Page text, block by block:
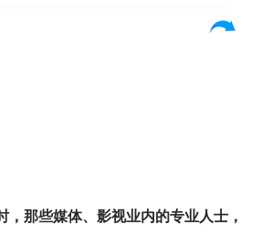
那些媒体、影视业内的专业人士，